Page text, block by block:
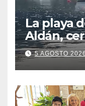
La playa
Aldán,
5 AGOSTO 2026